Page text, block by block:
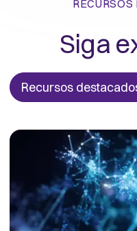
Siga
Recursos